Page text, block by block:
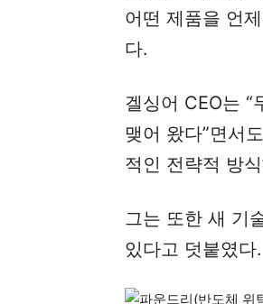
어떤 제품을 언
다.
겔싱어 CEO는
맺어 왔다”면서
적인 전략적 방
그는 또한 새 기
있다고 덧붙였다.